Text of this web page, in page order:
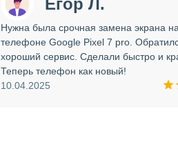
Нужна была срочная замена экрана на
телефоне Google Pixel 7 pro.
хороший сервис. Сделали быстро и
Теперь телефон как новый!
10.04.2025